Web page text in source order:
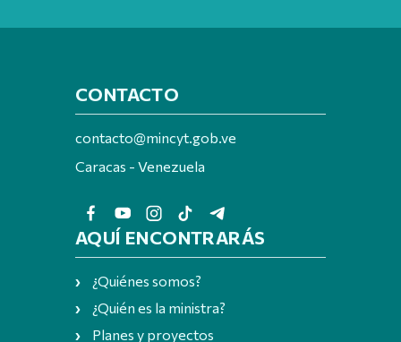
CONTACTO
contacto@mincyt.gob.ve
Caracas - Venezuela
AQUÍ ENCONTRARÁS
¿Quiénes somos?
¿Quién es la ministra?
Planes y proyectos